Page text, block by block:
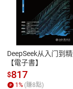
性
參
客
服務時間
13:00-
客服電話
DeepSeek从入门到
【電子書】
$817
1% (賺8點)